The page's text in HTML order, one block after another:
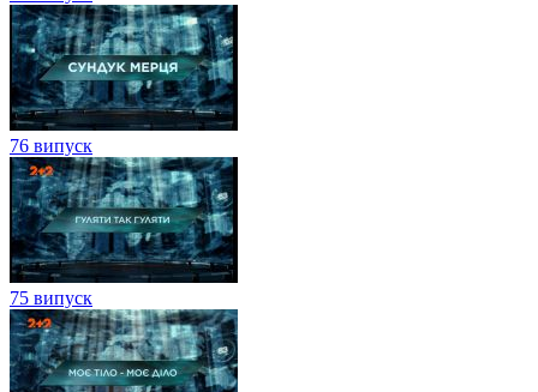
76 випуск
75 випуск